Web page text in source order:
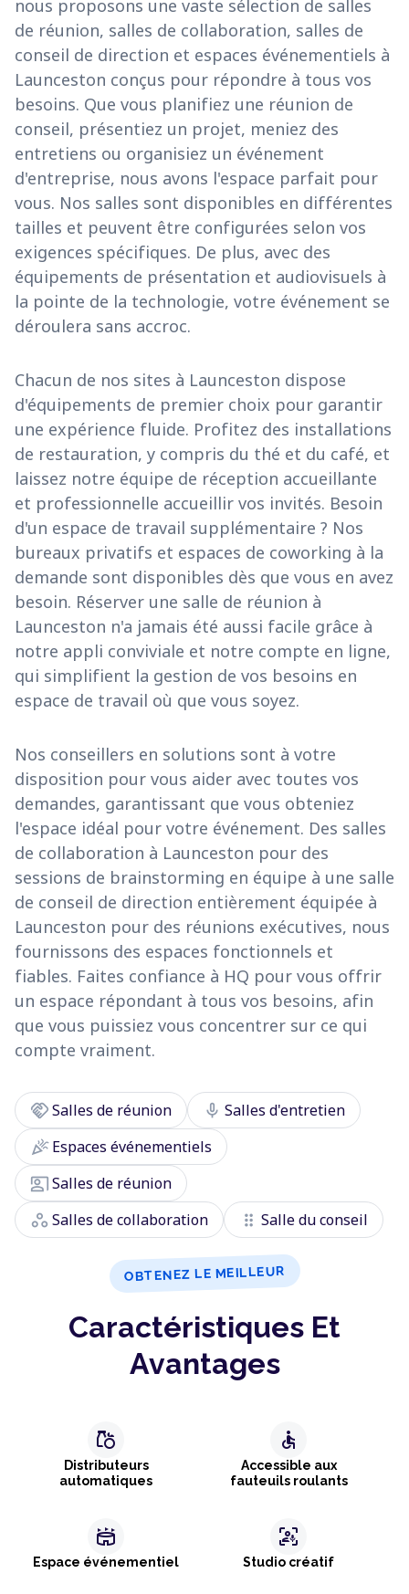
nous proposons une vaste sélection de salles
de réunion, salles de collaboration, salles de
conseil de direction et espaces événementiels à
Launceston conçus pour répondre à tous vos
besoins. Que vous planifiez une réunion de
conseil, présentiez un projet, meniez des
entretiens ou organisiez un événement
d'entreprise, nous avons l'espace parfait pour
vous. Nos salles sont disponibles en différentes
tailles et peuvent être configurées selon vos
exigences spécifiques. De plus, avec des
équipements de présentation et audiovisuels à
la pointe de la technologie, votre événement se
déroulera sans accroc.
Chacun de nos sites à Launceston dispose
d'équipements de premier choix pour garantir
une expérience fluide. Profitez des installations
de restauration, y compris du thé et du café, et
laissez notre équipe de réception accueillante
et professionnelle accueillir vos invités. Besoin
d'un espace de travail supplémentaire ? Nos
bureaux privatifs et espaces de coworking à la
demande sont disponibles dès que vous en avez
besoin. Réserver une salle de réunion à
Launceston n'a jamais été aussi facile grâce à
notre appli conviviale et notre compte en ligne,
qui simplifient la gestion de vos besoins en
espace de travail où que vous soyez.
Nos conseillers en solutions sont à votre
disposition pour vous aider avec toutes vos
demandes, garantissant que vous obteniez
l'espace idéal pour votre événement. Des salles
de collaboration à Launceston pour des
sessions de brainstorming en équipe à une salle
de conseil de direction entièrement équipée à
Launceston pour des réunions exécutives, nous
fournissons des espaces fonctionnels et
fiables. Faites confiance à HQ pour vous offrir
un espace répondant à tous vos besoins, afin
que vous puissiez vous concentrer sur ce qui
compte vraiment.
handshakeSalles de réunion mic Salles d'entretien
celebrationEspaces événementiels
co_presentSalles de réunion
workspaces Salles de collaboration drag_indicator Salle du conseil
OBTENEZ LE MEILLEUR
Caractéristiques Et
Avantages
grocery
Distributeurs
automatiques
accessible
Accessible aux
fauteuils roulants
stadium
Espace événementiel
frame_person_mic
Studio créatif